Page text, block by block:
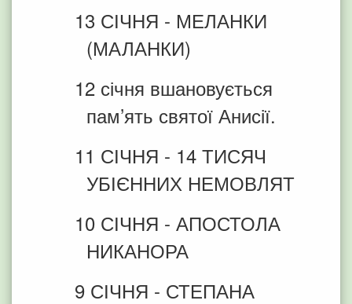
13 СІЧНЯ - МЕЛАНКИ
(МАЛАНКИ)
12 січня вшановується
пам’ять святої Анисії.
11 СІЧНЯ - 14 ТИСЯЧ
УБІЄННИХ НЕМОВЛЯТ
10 СІЧНЯ - АПОСТОЛА
НИКАНОРА
9 СІЧНЯ - СТЕПАНА